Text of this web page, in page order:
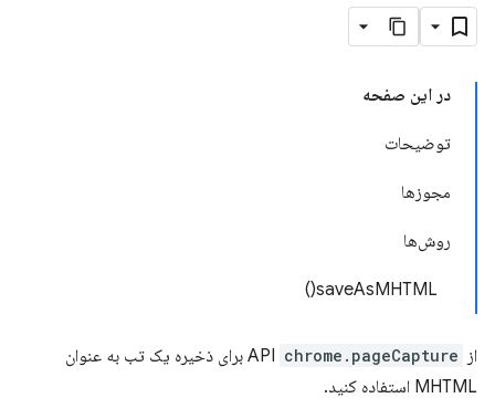
در این صفحه
توضیحات
مجوزها
روش‌ها
saveAsMHTML()
از API chrome.pageCapture
برای ذخیره یک تب به عنوان
MHTML استفاده کنید.